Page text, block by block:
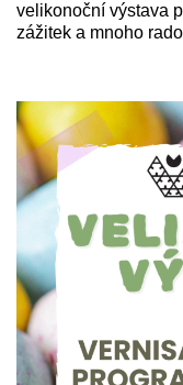
velikonoční výstava
zážitek a mnoho